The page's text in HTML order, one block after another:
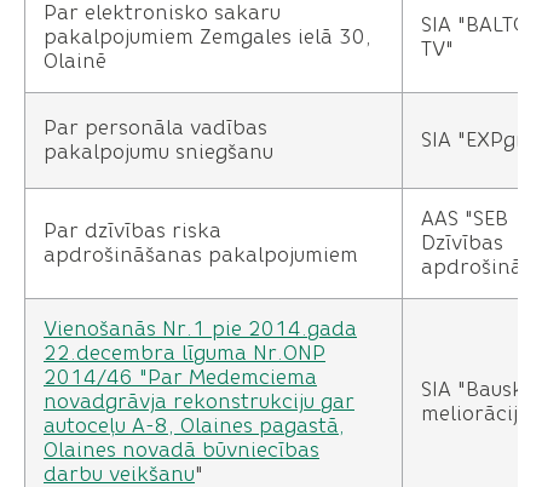
Par elektronisko sakaru
pakalpojumiem Zemgales ielā 30,
Olainē
SIA
TV"
Par personāla vadības
pakalpojumu sniegšanu
SIA
Par dzīvības riska
apdrošināšanas pakalpojumiem
AAS "SEB
Dzīvības
Vienošanās Nr.1 pie 2014.gada
22.decembra līguma Nr.ONP
2014/46 "Par Medemciema
novadgrāvja rekonstrukciju gar
autoceļu A-8, Olaines pagastā,
Olaines novadā būvniecības
darbu veikšanu"
SIA
meliorācija"